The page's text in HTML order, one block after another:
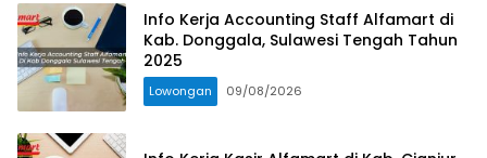
Info Kerja Accounting Staff Alfamart di
Kab. Donggala, Sulawesi Tengah Tahun
2025
Lowongan 09/08/2026